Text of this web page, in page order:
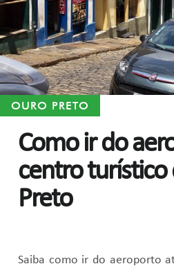
OURO PRETO
Como ir do
centro turístico
Preto
Saiba como ir do aeroporto